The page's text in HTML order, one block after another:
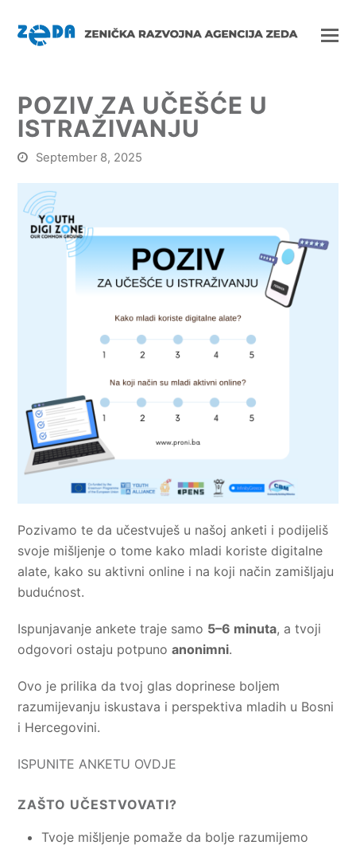
POZIV ZA UČEŠĆE U
ISTRAŽIVANJU
September 8, 2025
Pozivamo te da učestvuješ u našoj anketi i podijeliš
svoje mišljenje o tome kako mladi koriste digitalne
alate, kako su aktivni online i na koji način zamišljaju
budućnost.
Ispunjavanje ankete traje samo 5–6 minuta, a tvoji
odgovori ostaju potpunoanonimni.
Ovo je prilika da tvoj glas doprinese boljem
razumijevanju iskustava i perspektiva mladih u Bosni
i Hercegovini.
ISPUNITE ANKETU OVDJE
ZAŠTO UČESTVOVATI?
Tvoje mišljenje pomaže da bolje razumijemo